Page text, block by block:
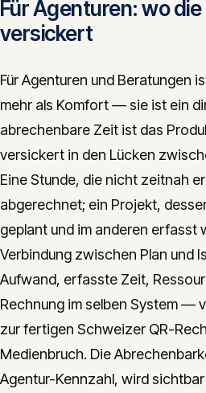
Für Agenturen: wo
versickert
Für Agenturen und Beratungen
mehr als Komfort — sie ist ein
abrechenbare Zeit ist das
versickert in den Lücken
Eine Stunde, die nicht zeitnah
abgerechnet; ein Projekt,
geplant und im anderen erfasst
Verbindung zwischen Plan und
Aufwand, erfasste Zeit,
Rechnung im selben System —
zur fertigen Schweizer QR-
Medienbruch. Die
Agentur-Kennzahl, wird